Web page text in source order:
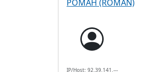
РОМАН (ROMAN)
IP/Host: 92.39.141.---